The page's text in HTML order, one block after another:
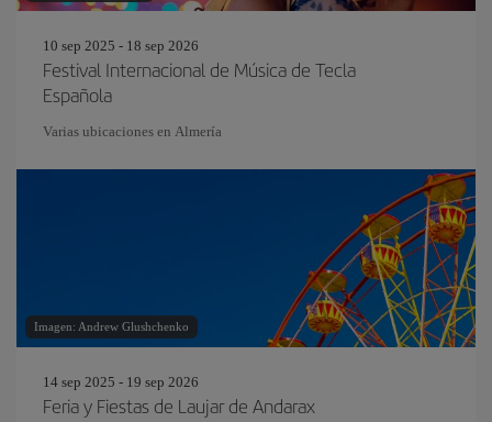
10 sep 2025 - 18 sep 2026
Festival Internacional de Música de Tecla
Española
Varias ubicaciones en Almería
Imagen: Andrew Glushchenko
14 sep 2025 - 19 sep 2026
Feria y Fiestas de Laujar de Andarax